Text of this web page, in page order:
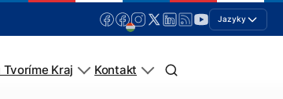
Jazyky
Tvoríme Kraj Kontakt